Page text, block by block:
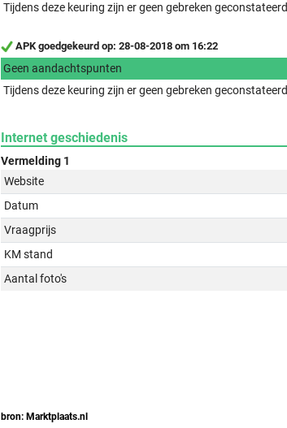
Tijdens deze keuring zijn er geen gebreken geconstateerd
APK goedgekeurd op: 28-08-2018 om 16:22
Geen aandachtspunten
Tijdens deze keuring zijn er geen gebreken geconstateerd
Internet geschiedenis
Vermelding 1
Website
Datum
Vraagprijs
KM stand
Aantal foto's
bron: Marktplaats.nl